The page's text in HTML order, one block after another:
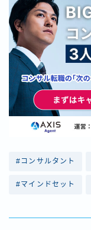
#コンサルタント
#マインドセット